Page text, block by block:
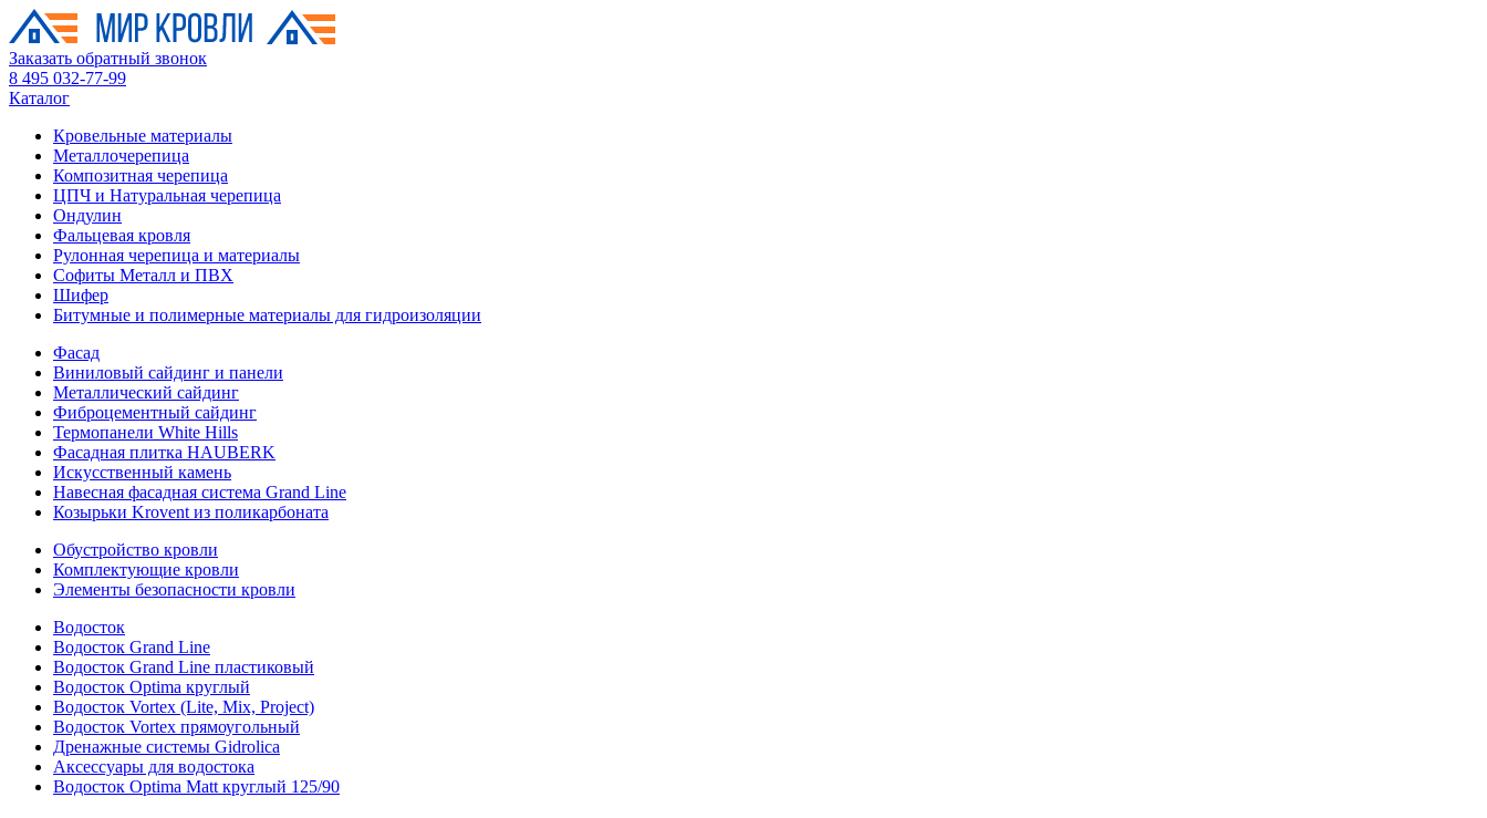
Заказать обратный звонок
8 495 032-77-99
Каталог
Кровельные материалы
Металлочерепица
Композитная черепица
ЦПЧ и Натуральная черепица
Ондулин
Фальцевая кровля
Рулонная черепица и материалы
Софиты Металл и ПВХ
Шифер
Битумные и полимерные материалы для гидроизоляции
Фасад
Виниловый сайдинг и панели
Металлический сайдинг
Фиброцементный сайдинг
Термопанели White Hills
Фасадная плитка HAUBERK
Искусственный камень
Навесная фасадная система Grand Line
Козырьки Krovent из поликарбоната
Обустройство кровли
Комплектующие кровли
Элементы безопасности кровли
Водосток
Водосток Grand Line
Водосток Grand Line пластиковый
Водосток Optima круглый
Водосток Vortex (Lite, Mix, Project)
Водосток Vortex прямоугольный
Дренажные системы Gidrolica
Аксессуары для водостока
Водосток Optima Matt круглый 125/90